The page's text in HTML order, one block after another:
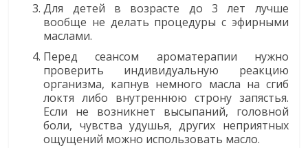
Для детей в возрасте до 3 лет лучше
вообще не делать процедуры с эфирными
маслами.
Перед сеансом ароматерапии нужно
проверить индивидуальную реакцию
организма, капнув немного масла на сгиб
локтя либо внутреннюю строну запястья.
Если не возникнет высыпаний, головной
боли, чувства удушья, других неприятных
ощущений можно использовать масло.